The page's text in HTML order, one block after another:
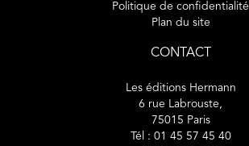
Politique de confidentialité
Plan du site
CONTACT
Les éditions Hermann
6 rue Labrouste,
75015 Paris
Tél : 01 45 57 45 40